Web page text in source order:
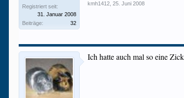
Registriert seit:
31. Januar 2008
Beiträge:
32
kmh1412 25. Juni 2008
Ich hatte auch mal so eine